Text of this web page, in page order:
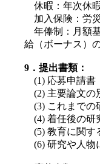
休暇：年次休
加入保険：労
年俸制：月額
給（ボーナス）
9．提出書類：
(1) 応募申請書
(2) 主要論文の
(3) これまでの
(4) 着任後の研
(5) 教育に関す
(6) 研究や人物